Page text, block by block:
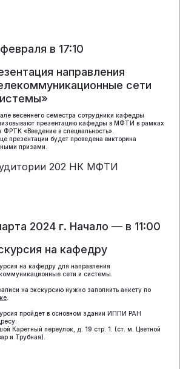
в 17:10
направления
сети
весеннего семестра сотрудники кафедры
презентацию кафедры в МФТИ в рамках
ФРТК «Введение в специальность».
презентации будет проведена викторина
призами.
202 НК МФТИ
2024 г. Начало — в 11:00
на кафедру
на кафедру для направления
сети и системы.
на экскурсию нужно заполнить анкету по
пройдет в основном здании ИППИ РАН
Каретный переулок, д. 19 стр. 1. (ст. м. Цветной
и Трубная).